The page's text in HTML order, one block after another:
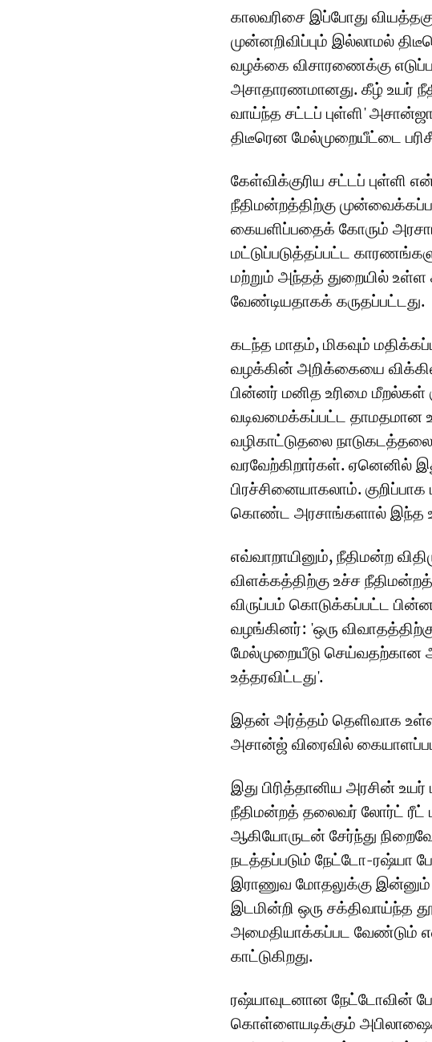
காலவரிசை இப்போது
முன்னறிவிப்பும் இல்லாமல்
வழக்கை விசாரணைக்கு
அசாதாரணமானது. கீழ் உயர்
வாய்ந்த சட்டப் புள்ளி'
திடீரென மேல்முறையீட்டை
கேள்விக்குரிய சட்டப்
நீதிமன்றத்திற்கு
கையளிப்பதைக் கோரும்
மட்டுப்படுத்தப்பட்ட
மற்றும் அந்தத் துறையில்
வேண்டியதாகக் கருதப்பட்டது.
கடந்த மாதம், மிகவும்
வழக்கின் அறிக்கையை
பின்னர் மனித உரிமை
வடிவமைக்கப்பட்ட தாமதமான
வழிகாட்டுதலை
வரவேற்கிறார்கள். ஏனெனில்
பிரச்சினையாகலாம்.
கொண்ட அரசாங்களால் இந்த
எவ்வாறாயினும், நீதிமன்ற
விளக்கத்திற்கு உச்ச
விருப்பம் கொடுக்கப்பட்ட
வழங்கினர்: 'ஒரு
மேல்முறையீடு செய்வதற்கான
உத்தரவிட்டது'.
இதன் அர்த்தம் தெளிவாக
அசான்ஜ் விரைவில்
இது பிரித்தானிய அரசின்
நீதிமன்றத் தலைவர் லோர்ட் ரீட்
ஆகியோருடன் சேர்ந்து
நடத்தப்படும் நேட்டோ-ரஷ்யா
இராணுவ மோதலுக்கு இன்னும்
இடமின்றி ஒரு
அமைதியாக்கப்பட வேண்டும்
காட்டுகிறது.
ரஷ்யாவுடனான நேட்டோவின்
கொள்ளையடிக்கும்